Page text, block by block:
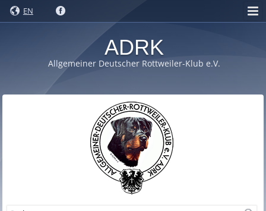
EN
ADRK
Allgemeiner Deutscher Rottweiler-Klub e.V.